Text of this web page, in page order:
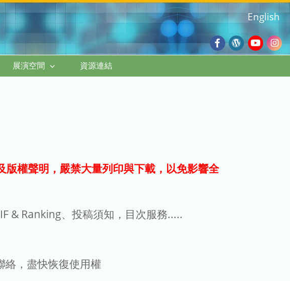
Facebook
Wordpress
Blog
English
展演空間 資源連結
權聲明，嚴禁大量列印與下載，以免影響全
& Ranking、投稿須知，目次服務.....
絡，盡快恢復使用權